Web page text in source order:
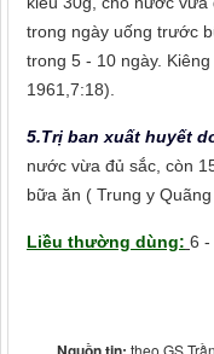
trong ngày uống trước
trong 5 - 10 ngày.
1961,7:18).
5.Trị ban xuất huyết
nước vừa đủ sắc, còn
bữa ăn ( Trung y
Liều thường dùng: 6 -